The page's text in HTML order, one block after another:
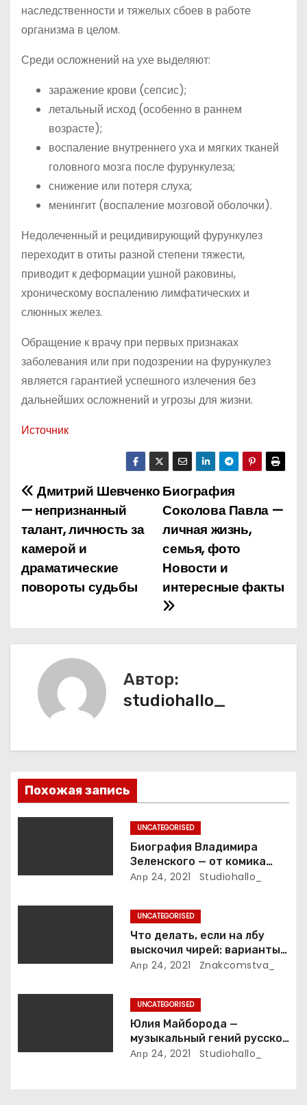
наследственности и тяжелых сбоев в работе
организма в целом.
Среди осложнений на ухе выделяют:
заражение крови (сепсис);
летальный исход (особенно в раннем
возрасте);
воспаление внутреннего уха и мягких тканей
головного мозга после фурункулеза;
снижение или потеря слуха;
менингит (воспаление мозговой оболочки).
Недолеченный и рецидивирующий фурункулез
переходит в отиты разной степени тяжести,
приводит к деформации ушной раковины,
хроническому воспалению лимфатических и
слюнных желез.
Обращение к врачу при первых признаках
заболевания или при подозрении на фурункулез
является гарантией успешного излечения без
дальнейших осложнений и угрозы для жизни.
Источник
Н
а
в
и
а
п
о
з
п
и
я
Биография
Соколова Павла —
личная жизнь,
семья, фото
Новости и
интересные факты
Дмитрий Шевченко
— непризнанный
талант, личность за
камерой и
драматические
повороты судьбы
Автор:
studiohallo_
Похожая запись
UNCATEGORISED
Биография Владимира
Зеленского — от комика
студии «Квартал 95» до
личная жизнь
Апр 24, 2021 Studiohallo_
UNCATEGORISED
Что делать, если на лбу
выскочил чирей: варианты
лечения
Апр 24, 2021 Znakcomstva_
UNCATEGORISED
Юлия Майборода —
музыкальный гений русской
эстрады и победительница
Апр 24, 2021 Studiohallo_